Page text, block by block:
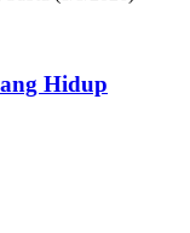
Hidup